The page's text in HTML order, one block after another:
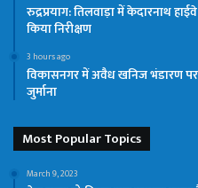
रुद्रप्रयाग: तिलवाड़ा में केदारनाथ
किया निरीक्षण
3 hours ago
विकासनगर में अवैध खनिज भंडारण
जुर्माना
Most Popular Topics
March 9, 2023